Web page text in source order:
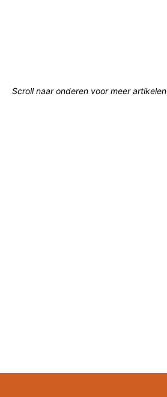
Scroll naar onderen voor meer artikelen